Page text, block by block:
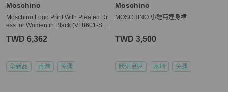
Moschino
Moschino Logo Print With Pleated Dr
ess for Women in Black (VF8601-S2
TWD 6,362
全新品 香港 免運
Moschino
MOSCHINO 小雛菊連身裙
TWD 3,500
狀況良好 本地 免運